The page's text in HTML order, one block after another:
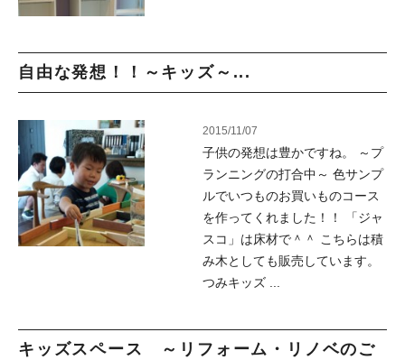
自由な発想！！～キッズ～...
2015/11/07
子供の発想は豊かですね。 ～プ
ランニングの打合中～ 色サンプ
ルでいつものお買いものコース
を作ってくれました！！ 「ジャ
スコ」は床材で＾＾ こちらは積
み木としても販売しています。
つみキッズ ...
キッズスペース ～リフォーム・リノベのご